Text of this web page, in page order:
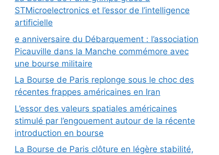
STMicroelectronics et l’essor de l’intelligence
artificielle
e anniversaire du Débarquement : l’association
Picauville dans la Manche commémore avec
une bourse militaire
La Bourse de Paris replonge sous le choc des
récentes frappes américaines en Iran
L’essor des valeurs spatiales américaines
stimulé par l’engouement autour de la récente
introduction en bourse
La Bourse de Paris clôture en légère stabilité,